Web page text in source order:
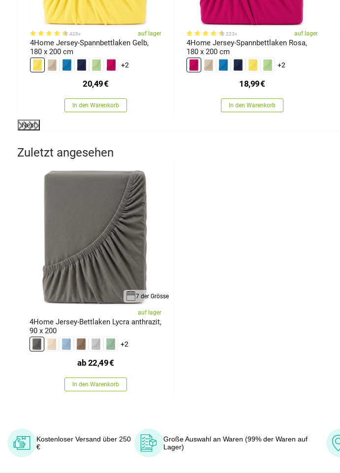
428x auf lager
4Home Jersey-Spannbettlaken Gelb,
180 x 200 cm
+2
20,49€
In den Warenkorb
223x auf lager
4Home Jersey-Spannbettlaken Rosa,
180 x 200 cm
+2
18,99€
In den Warenkorb
Next
Zuletzt angesehen
7 der Grösse
auf lager
4Home Jersey-Bettlaken Lycra anthrazit,
90 x 200
+2
ab 22,49€
In den Warenkorb
Kostenloser Versand über 250
€
Große Auswahl an Waren (99% der Waren auf
Lager)